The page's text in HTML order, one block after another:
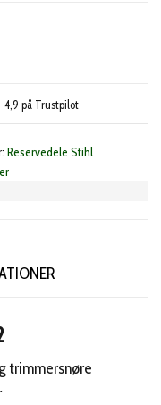
4,9 på Trustpilot
Reservedele Stihl
trimmersnøre